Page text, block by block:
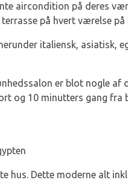
aircondition på deres
på hvert værelse
italiensk, asiatisk,
er blot nogle
og 10 minutters gang
hus. Dette moderne alt